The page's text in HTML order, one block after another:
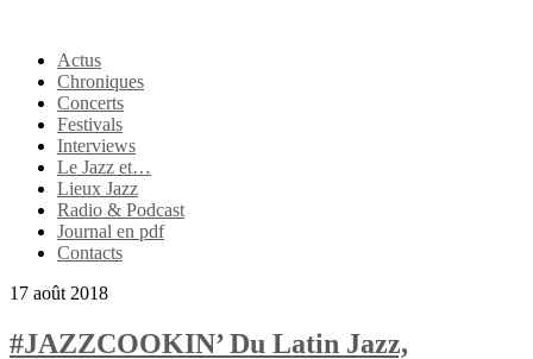
Actus
Chroniques
Concerts
Festivals
Interviews
Le Jazz et…
Lieux Jazz
Radio & Podcast
Journal en pdf
Contacts
17 août 2018
#JAZZCOOKIN’ Du Latin Jazz,